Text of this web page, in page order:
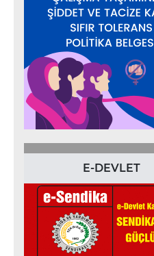
E-DEVLET